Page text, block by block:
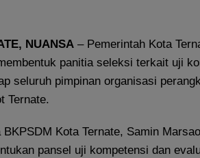
NUANSA – Pemerintah Kota
panitia seleksi terkait uji
seluruh pimpinan organisasi
Ternate.
BKPSDM Kota Ternate, Samin
pansel uji kompetensi dan